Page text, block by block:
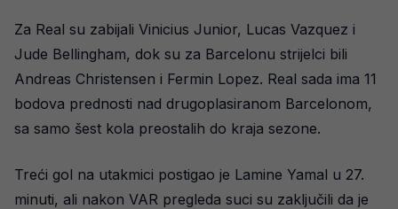
Za Real su zabijali Vinicius Junior, Lucas Vazquez i
Jude Bellingham, dok su za Barcelonu strijelci bili
Andreas Christensen i Fermin Lopez. Real sada ima 11
bodova prednosti nad drugoplasiranom Barcelonom,
sa samo šest kola preostalih do kraja sezone.
Treći gol na utakmici postigao je Lamine Yamal u 27.
minuti, ali nakon VAR pregleda suci su zaključili da je